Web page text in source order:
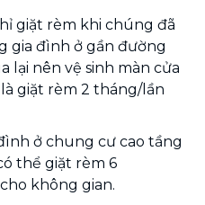
giặt rèm khi chúng đã
gia đình ở gần đường
lại nên vệ sinh màn cửa
giặt rèm 2 tháng/lần
ở chung cư cao tầng
thể giặt rèm 6
không gian.